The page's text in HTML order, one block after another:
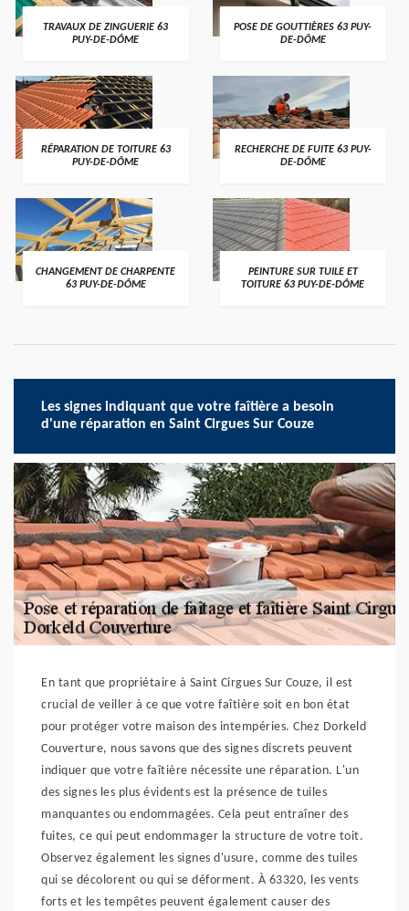
TRAVAUX DE ZINGUERIE 63
PUY-DE-DÔME
POSE DE GOUTTIÈRES 63 PUY-
DE-DÔME
RÉPARATION DE TOITURE 63
PUY-DE-DÔME
RECHERCHE DE FUITE 63 PUY-
DE-DÔME
CHANGEMENT DE CHARPENTE
63 PUY-DE-DÔME
PEINTURE SUR TUILE ET
TOITURE 63 PUY-DE-DÔME
Les signes indiquant que votre faîtière a besoin
d'une réparation en Saint Cirgues Sur Couze
En tant que propriétaire à Saint Cirgues Sur Couze, il est
crucial de veiller à ce que votre faîtière soit en bon état
pour protéger votre maison des intempéries. Chez Dorkeld
Couverture, nous savons que des signes discrets peuvent
indiquer que votre faîtière nécessite une réparation. L'un
des signes les plus évidents est la présence de tuiles
manquantes ou endommagées. Cela peut entraîner des
fuites, ce qui peut endommager la structure de votre toit.
Observez également les signes d'usure, comme des tuiles
qui se décolorent ou qui se déforment. À 63320, les vents
forts et les tempêtes peuvent également causer des